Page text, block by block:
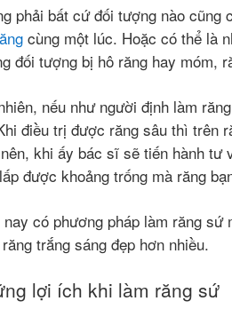
phải bất cứ đối tượng nào cũng
cùng một lúc. Hoặc có thể là
đối tượng bị hô răng hay móm,
nếu như người định làm
điều trị được răng sâu thì trên
khi ấy bác sĩ sẽ tiến hành tư
được khoảng trống mà răng
nay có phương pháp làm răng
trắng sáng đẹp hơn nhiều.
lợi ích khi làm răng sứ